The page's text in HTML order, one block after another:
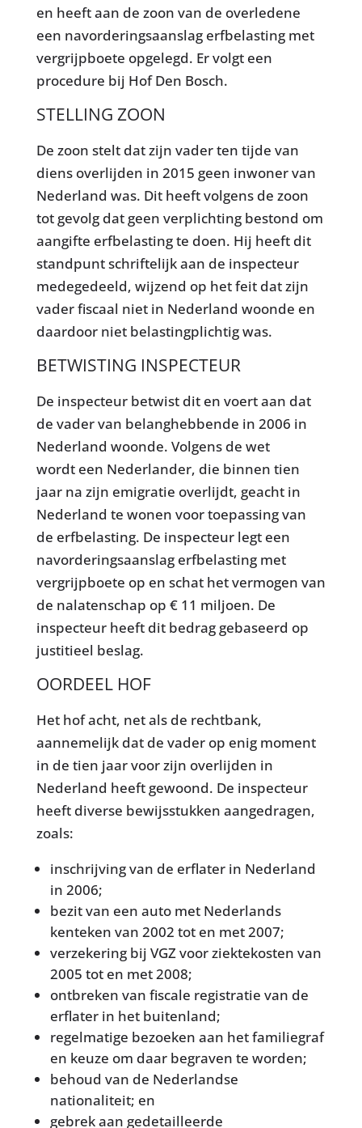
en heeft aan de zoon van de overledene
een navorderingsaanslag erfbelasting met
vergrijpboete opgelegd. Er volgt een
procedure bij Hof Den Bosch.
STELLING ZOON
De zoon stelt dat zijn vader ten tijde van
diens overlijden in 2015 geen inwoner van
Nederland was. Dit heeft volgens de zoon
tot gevolg dat geen verplichting bestond om
aangifte erfbelasting te doen. Hij heeft dit
standpunt schriftelijk aan de inspecteur
medegedeeld, wijzend op het feit dat zijn
vader fiscaal niet in Nederland woonde en
daardoor niet belastingplichtig was.
BETWISTING INSPECTEUR
De inspecteur betwist dit en voert aan dat
de vader van belanghebbende in 2006 in
Nederland woonde. Volgens de wet
wordt een Nederlander, die binnen tien
jaar na zijn emigratie overlijdt, geacht in
Nederland te wonen voor toepassing van
de erfbelasting. De inspecteur legt een
navorderingsaanslag erfbelasting met
vergrijpboete op en schat het vermogen van
de nalatenschap op € 11 miljoen. De
inspecteur heeft dit bedrag gebaseerd op
justitieel beslag.
OORDEEL HOF
Het hof acht, net als de rechtbank,
aannemelijk dat de vader op enig moment
in de tien jaar voor zijn overlijden in
Nederland heeft gewoond. De inspecteur
heeft diverse bewijsstukken aangedragen,
zoals:
inschrijving van de erflater in Nederland
in 2006;
bezit van een auto met Nederlands
kenteken van 2002 tot en met 2007;
verzekering bij VGZ voor ziektekosten van
2005 tot en met 2008;
ontbreken van fiscale registratie van de
erflater in het buitenland;
regelmatige bezoeken aan het familiegraf
en keuze om daar begraven te worden;
behoud van de Nederlandse
nationaliteit; en
gebrek aan gedetailleerde